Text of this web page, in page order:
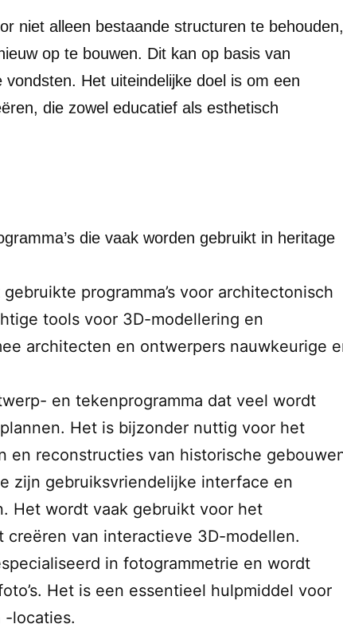
niet alleen bestaande structuren te behouden,
op te bouwen. Dit kan op basis van
Het uiteindelijke doel is om een
die zowel educatief als esthetisch
die vaak worden gebruikt in heritage
programma’s voor architectonisch
tools voor 3D-modellering en
architecten en ontwerpers nauwkeurige
en tekenprogramma dat veel wordt
Het is bijzonder nuttig voor het
en reconstructies van historische
zijn gebruiksvriendelijke interface en
Het wordt vaak gebruikt voor het
van interactieve 3D-modellen.
in fotogrammetrie en wordt
Het is een essentieel hulpmiddel voor
-locaties.